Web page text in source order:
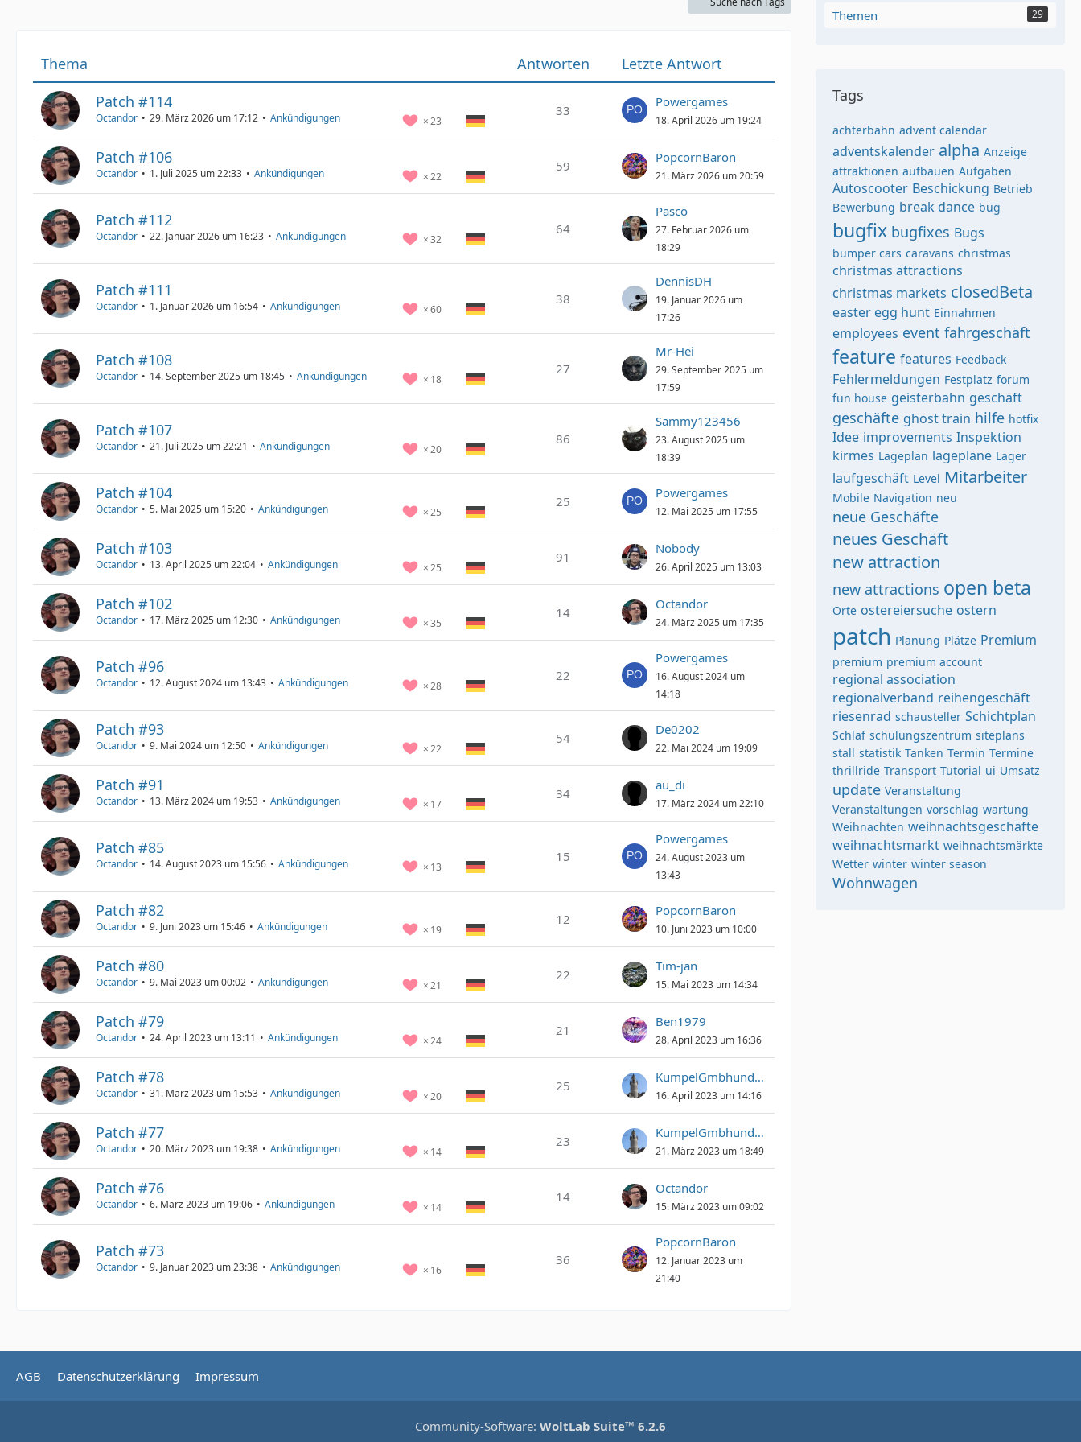
Thema Antworten
Letzte Antwort
Patch #114
23
Octandor 29. März 2026 um 17:12 Ankündigungen 33
Powergames
18. April 2026 um 19:24
Patch #106
22
Octandor 1. Juli 2025 um 22:33 Ankündigungen 59
PopcornBaron
21. März 2026 um 20:59
Patch #112
32
Octandor 22. Januar 2026 um 16:23 Ankündigungen 64
Pasco
27. Februar 2026 um
18:29
Patch #111
60
Octandor 1. Januar 2026 um 16:54 Ankündigungen 38
DennisDH
19. Januar 2026 um
17:26
Patch #108
18
Octandor 14. September 2025 um 18:45 Ankündigungen 27
Mr-Hei
29. September 2025 um
17:59
Patch #107
20
Octandor 21. Juli 2025 um 22:21 Ankündigungen 86
Sammy123456
23. August 2025 um
18:39
Patch #104
25
Octandor 5. Mai 2025 um 15:20 Ankündigungen 25
Powergames
12. Mai 2025 um 17:55
Patch #103
25
Octandor 13. April 2025 um 22:04 Ankündigungen 91
Nobody
26. April 2025 um 13:03
Patch #102
35
Octandor 17. März 2025 um 12:30 Ankündigungen 14
Octandor
24. März 2025 um 17:35
Patch #96
28
Octandor 12. August 2024 um 13:43 Ankündigungen 22
Powergames
16. August 2024 um
14:18
Patch #93
22
Octandor 9. Mai 2024 um 12:50 Ankündigungen 54
De0202
22. Mai 2024 um 19:09
Patch #91
17
Octandor 13. März 2024 um 19:53 Ankündigungen 34
au_di
17. März 2024 um 22:10
Patch #85
13
Octandor 14. August 2023 um 15:56 Ankündigungen 15
Powergames
24. August 2023 um
13:43
Patch #82
19
Octandor 9. Juni 2023 um 15:46 Ankündigungen 12
PopcornBaron
10. Juni 2023 um 10:00
Patch #80
21
Octandor 9. Mai 2023 um 00:02 Ankündigungen 22
Tim-jan
15. Mai 2023 um 14:34
Patch #79
24
Octandor 24. April 2023 um 13:11 Ankündigungen 21
Ben1979
28. April 2023 um 16:36
Patch #78
20
Octandor 31. März 2023 um 15:53 Ankündigungen 25
KumpelGmbhundCoKG
16. April 2023 um 14:16
Patch #77
14
Octandor 20. März 2023 um 19:38 Ankündigungen 23
KumpelGmbhundCoKG
21. März 2023 um 18:49
Patch #76
14
Octandor 6. März 2023 um 19:06 Ankündigungen 14
Octandor
15. März 2023 um 09:02
Patch #73
16
Octandor 9. Januar 2023 um 23:38 Ankündigungen 36
PopcornBaron
12. Januar 2023 um
21:40
Themen 29
Tags
achterbahn advent calendar
adventskalender alpha Anzeige
attraktionen aufbauen Aufgaben
Autoscooter Beschickung Betrieb
Bewerbung break dance bug
bugfix bugfixes Bugs
bumper cars caravans christmas
christmas attractions
christmas markets closedBeta
easter egg hunt Einnahmen
employees event fahrgeschäft
feature features Feedback
Fehlermeldungen Festplatz forum
fun house geisterbahn geschäft
geschäfte ghost train hilfe hotfix
Idee improvements Inspektion
kirmes Lageplan lagepläne Lager
laufgeschäft Level Mitarbeiter
Mobile Navigation neu
neue Geschäfte
neues Geschäft
new attraction
new attractions open beta
Orte ostereiersuche ostern
patch Planung Plätze Premium
premium premium account
regional association
regionalverband reihengeschäft
riesenrad schausteller Schichtplan
Schlaf schulungszentrum siteplans
stall statistik Tanken Termin Termine
thrillride Transport Tutorial ui Umsatz
update Veranstaltung
Veranstaltungen vorschlag wartung
Weihnachten weihnachtsgeschäfte
weihnachtsmarkt weihnachtsmärkte
Wetter winter winter season
Wohnwagen
AGB Datenschutzerklärung Impressum
Community-Software: WoltLab Suite™ 6.2.6